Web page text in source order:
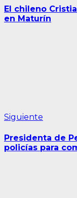
de
entradas
El chileno
en Maturín
Siguiente
Presidenta de
policías para